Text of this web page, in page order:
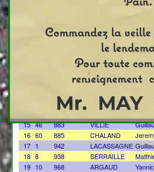
Camille
907 PINAY Laura
900 DORON
GIAUME-
BONNET
Mélanie
ASSEZAT
935 VALOUR Arnaud
15 46 883 VILLIE
16 60 885 CHALAND
17 1 942 LACASSAGNE
18 8 938 SERRAILLE
19 10 968 ARGAUD